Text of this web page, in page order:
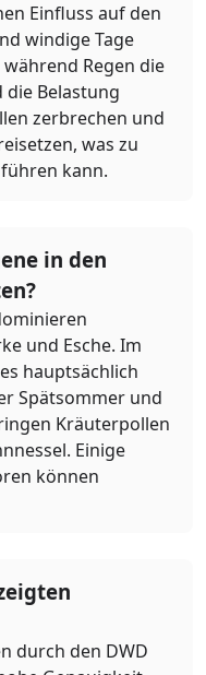
Einfluss auf den
windige Tage
Regen die
die Belastung
zerbrechen und
was zu
kann.
in den
und Esche. Im
hauptsächlich
Spätsommer und
Kräuterpollen
Einige
können
durch den DWD